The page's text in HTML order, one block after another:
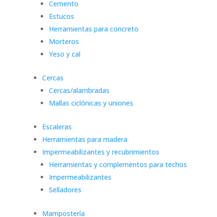
Cemento
Estucos
Herramientas para concreto
Morteros
Yeso y cal
Cercas
Cercas/alambradas
Mallas ciclónicas y uniones
Escaleras
Herramientas para madera
Impermeabilizantes y recubrimientos
Herramientas y complementos para techos
Impermeabilizantes
Selladores
Mampostería